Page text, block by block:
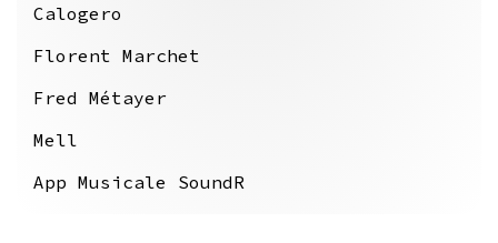
Calogero
Florent Marchet
Fred Métayer
Mell
App Musicale SoundR